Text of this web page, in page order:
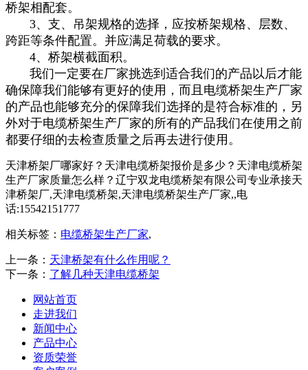
桥架相配套。
3、支、吊架规格的选择，应按桥架规格、层数、
跨距等条件配置。并应满足荷载的要求。
4、桥架横截面积。
我们一定要在厂家挑选到适合我们的产品以后才能
确保障我们能够有更好的使用，而且电缆桥架生产厂家
的产品也能够充分的保障我们选择的是符合标准的，另
外对于电缆桥架生产厂家的所有的产品我们在使用之前
都要仔细的去检查质量之后再去进行使用。
天津桥架厂哪家好？天津电缆桥架报价是多少？天津电缆桥架
生产厂家质量怎么样？辽宁双龙电缆桥架有限公司专业承接天
津桥架厂,天津电缆桥架,天津电缆桥架生产厂家,,电
话:15542151777
相关标签： 电缆桥架生产厂家,
上一条： 天津桥架有什么作用呢？
下一条： 了解几种天津电缆桥架
网站首页
走进我们
新闻中心
产品中心
资质荣誉